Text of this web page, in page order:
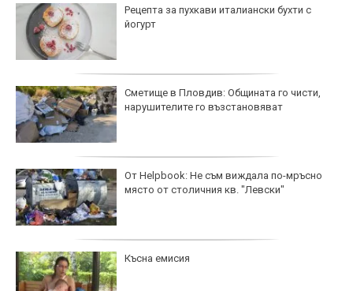
Рецепта за пухкави италиански бухти с
йогурт
Сметище в Пловдив: Общината го чисти,
нарушителите го възстановяват
От Helpbook: Не съм виждала по-мръсно
място от столичния кв. "Левски"
Късна емисия